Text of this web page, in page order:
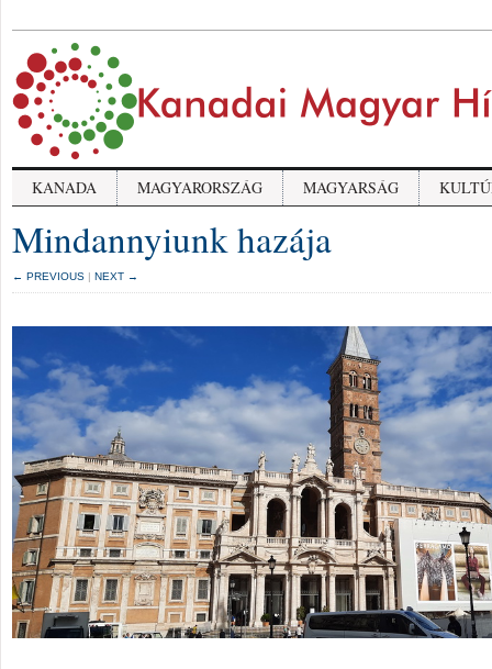
KANADA MAGYARORSZÁG MAGYARSÁG
Mindannyiunk hazája
← PREVIOUS | NEXT →